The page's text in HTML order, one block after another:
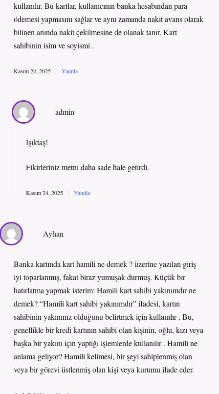
kullanılır. Bu kartlar, kullanıcının banka hesabından para
ödemesi yapmasını sağlar ve aynı zamanda nakit avans olarak
bilinen anında nakit çekilmesine de olanak tanır. Kart
sahibinin isim ve soyismi .
Kasım 24, 2025 Yanıtla
admin
Işıktaş!
Fikirleriniz metni daha sadehale getirdi.
Kasım 24, 2025 Yanıtla
Ayhan
Banka kartında kart hamili ne demek ? üzerine yazılan giriş
iyi toparlanmış, fakat biraz yumuşak durmuş. Küçük bir
hatırlatma yapmak isterim: Hamili kart sahibi yakınımdır ne
demek? “Hamili kart sahibi yakınımdır” ifadesi, kartın
sahibinin yakınınız olduğunu belirtmek için kullanılır . Bu,
genellikle bir kredi kartının sahibi olan kişinin, oğlu, kızı veya
başka bir yakını için yaptığı işlemlerde kullanılır . Hamili ne
anlama geliyor? Hamili kelimesi, bir şeyi sahiplenmiş olan
veya bir görevi üstlenmiş olan kişi veya kurumu ifade eder.